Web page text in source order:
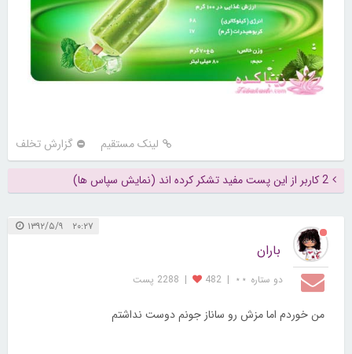
لینک مستقیم گزارش تخلف
2 کاربر از این پست مفید تشکر کرده اند (نمایش سپاس ها)
۲۰:۲۷ ۱۳۹۲/۵/۹
باران
دو ستاره ⋆⋆ |
482
| 2288 پست
من خوردم اما مزش رو ساناز جونم دوست نداشتم